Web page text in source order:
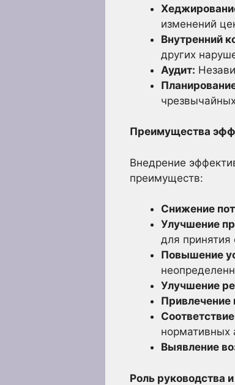
изменений
Внутренний
других
Аудит:
Преимущества
Внедрение
преимуществ:
Снижение
Улучшение
для
Повышение
Улучшение
Привлечение
нормативных
Выявление
Роль руководства